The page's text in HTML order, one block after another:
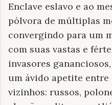
Enclave eslavo e ao
pólvora de múltiplas
convergindo para um
com suas vastas e
invasores
um ávido apetite entre
vizinhos: russos,